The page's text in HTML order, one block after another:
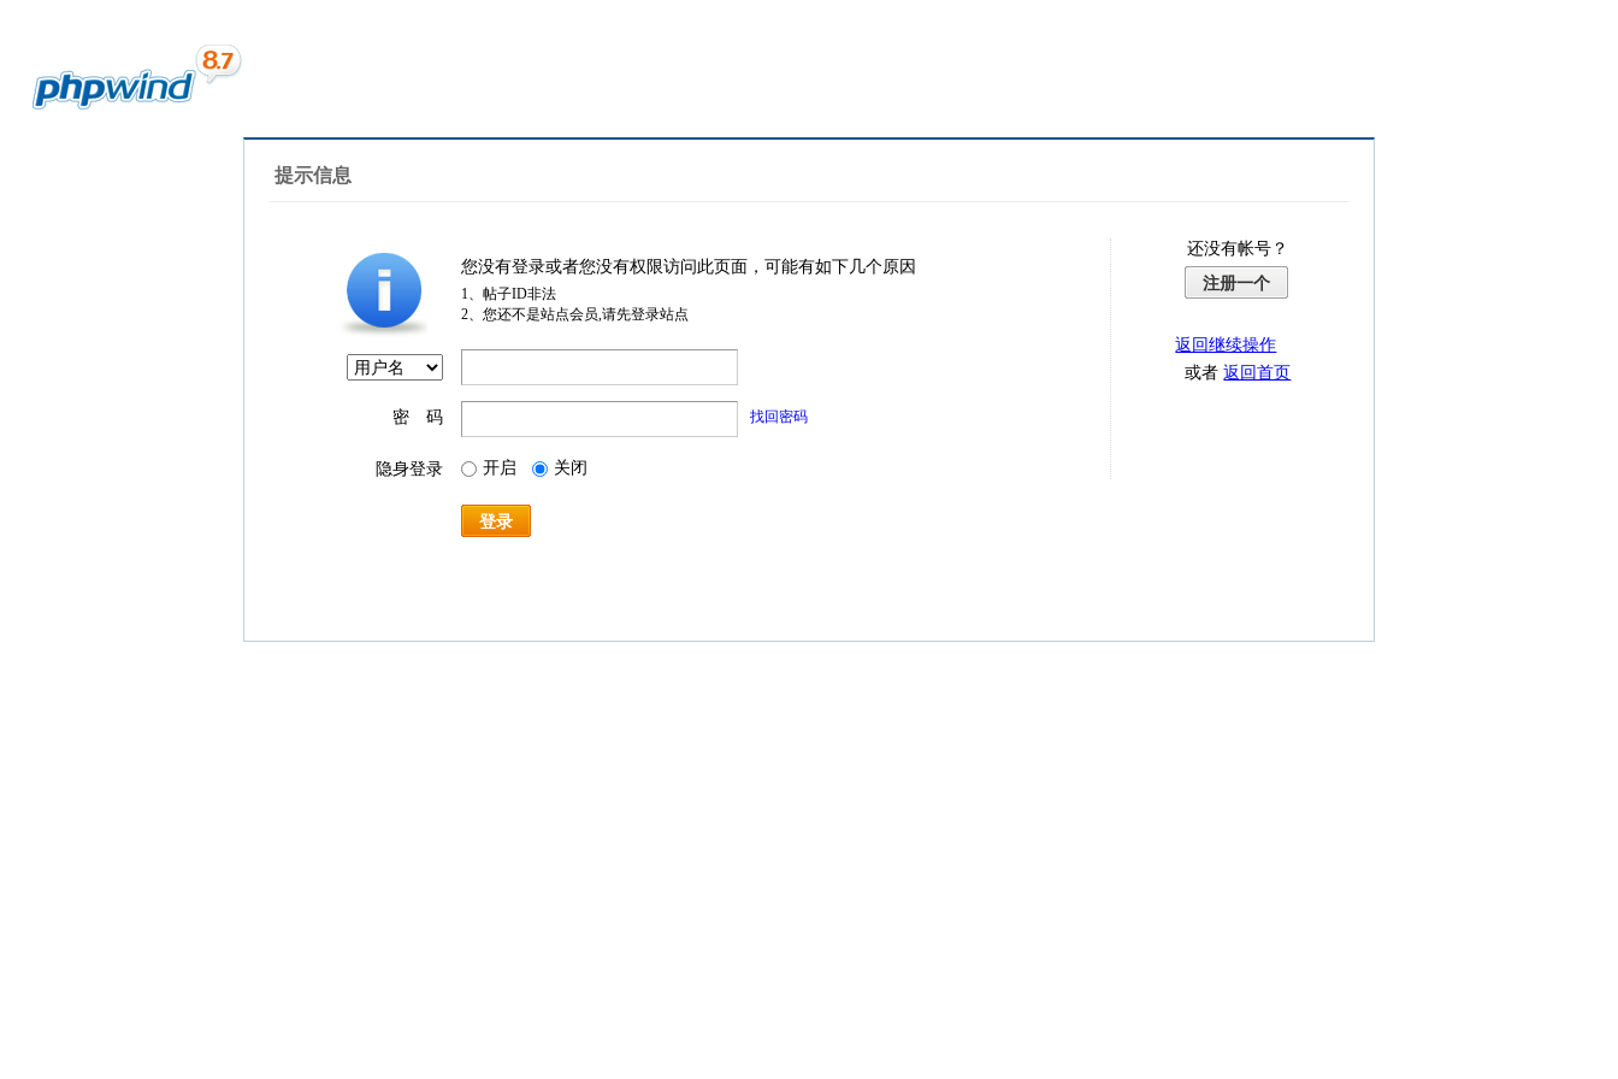
提示信息
您没有登录或者您没有权限访问此页面，可能有如下几个原因
1、帖子ID非法
2、您还不是站点会员,请先登录站点
密 码 找回密码
隐身登录 开启 关闭
登录
还没有帐号？
注册一个
返回继续操作
或者返回首页